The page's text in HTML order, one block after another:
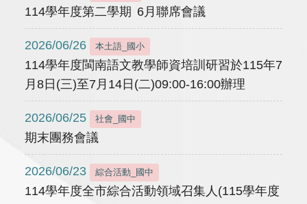
114學年度第二學期 6月聯席會議
2026/06/26 本土語_國小
114學年度閩南語文教學師資培訓研習於115年7
月8日(三)至7月14日(二)09:00-16:00辦理
2026/06/25 社會_國中
期末團務會議
2026/06/23 綜合活動_國中
114學年度全市綜合活動領域召集人(115學年度